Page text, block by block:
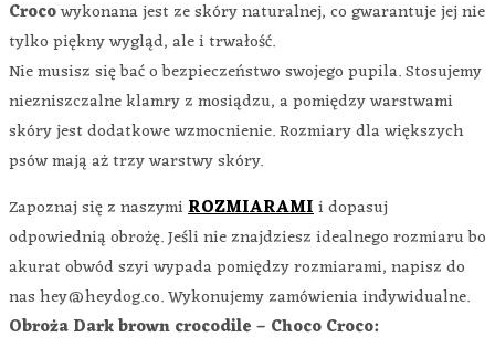
Crocowykonana jest ze skóry naturalnej, co gwarantuje jej nie
tylko piękny wygląd, ale i trwałość.
Nie musisz się bać o bezpieczeństwo swojego pupila. Stosujemy
niezniszczalne klamry z mosiądzu, a pomiędzy warstwami
skóry jest dodatkowe wzmocnienie. Rozmiary dla większych
psów mają aż trzy warstwy skóry.
Zapoznaj się z naszymiROZMIARAMIi dopasuj
odpowiednią obrożę. Jeśli nie znajdziesz idealnego rozmiaru bo
akurat obwód szyi wypada pomiędzy rozmiarami, napisz do
nas hey@heydog.co. Wykonujemy zamówienia indywidualne.
Obroża Dark brown crocodile – Choco Croco: